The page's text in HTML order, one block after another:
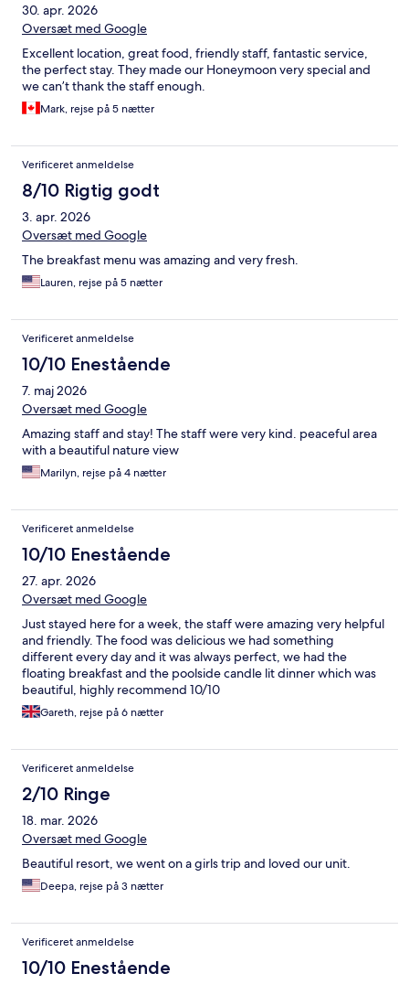
30. apr. 2026
Oversæt med Google
Excellent location, great food, friendly staff, fantastic service,
the perfect stay. They made our Honeymoon very special and
we can’t thank the staff enough.
Mark, rejse på 5 nætter
Verificeret anmeldelse
8/10 Rigtig godt
3. apr. 2026
Oversæt med Google
The breakfast menu was amazing and very fresh.
Lauren, rejse på 5 nætter
Verificeret anmeldelse
10/10 Enestående
7. maj 2026
Oversæt med Google
Amazing staff and stay! The staff were very kind. peaceful area
with a beautiful nature view
Marilyn, rejse på 4 nætter
Verificeret anmeldelse
10/10 Enestående
27. apr. 2026
Oversæt med Google
Just stayed here for a week, the staff were amazing very helpful
and friendly. The food was delicious we had something
different every day and it was always perfect, we had the
floating breakfast and the poolside candle lit dinner which was
beautiful, highly recommend 10/10
Gareth, rejse på 6 nætter
Verificeret anmeldelse
2/10 Ringe
18. mar. 2026
Oversæt med Google
Beautiful resort, we went on a girls trip and loved our unit.
Deepa, rejse på 3 nætter
Verificeret anmeldelse
10/10 Enestående